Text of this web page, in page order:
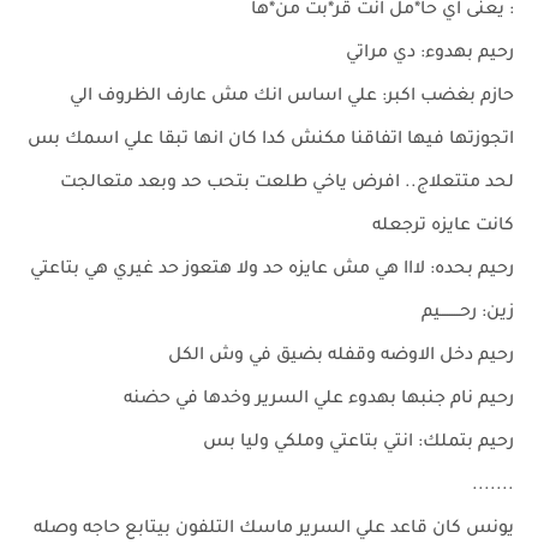
: يعنى اي حا*مل انت قر*بت من*ها
رحيم بهدوء: دي مراتي
حازم بغضب اكبر: علي اساس انك مش عارف الظروف الي
اتجوزتها فيها اتفاقنا مكنش كدا كان انها تبقا علي اسمك بس
لحد متتعلاج.. افرض ياخي طلعت بتحب حد وبعد متعالجت
كانت عايزه ترجعله
رحيم بحده: لااا هي مش عايزه حد ولا هتعوز حد غيري هي بتاعتي
زين: رحــــــــيم
رحيم دخل الاوضه وقفله بضيق في وش الكل
رحيم نام جنبها بهدوء علي السرير وخدها في حضنه
رحيم بتملك: انتي بتاعتي وملكي وليا بس
.......
يونس كان قاعد علي السرير ماسك التلفون بيتابع حاجه وصله